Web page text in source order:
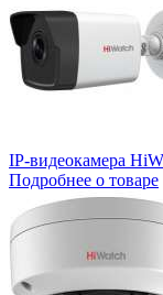
IP-видеокамера
Подробнее о товаре